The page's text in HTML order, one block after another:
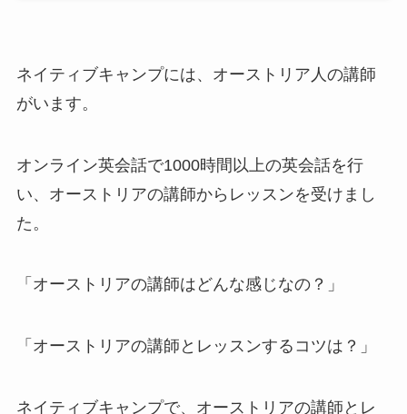
ネイティブキャンプには、オーストリア人の講師
がいます。
オンライン英会話で1000時間以上の英会話を行
い、オーストリアの講師からレッスンを受けまし
た。
「オーストリアの講師はどんな感じなの？」
「オーストリアの講師とレッスンするコツは？」
ネイティブキャンプで、オーストリアの講師とレ